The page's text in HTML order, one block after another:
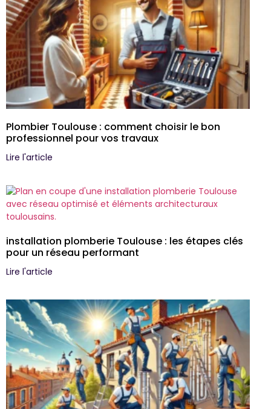
Plombier Toulouse : comment choisir le bon
professionnel pour vos travaux
Lire l'article
installation plomberie Toulouse : les étapes clés
pour un réseau performant
Lire l'article